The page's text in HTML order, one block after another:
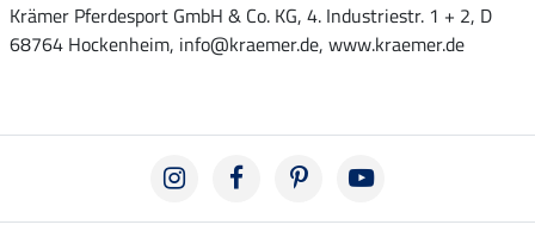
Krämer Pferdesport GmbH & Co. KG, 4. Industriestr. 1 + 2, D
68764 Hockenheim, info@kraemer.de, www.kraemer.de